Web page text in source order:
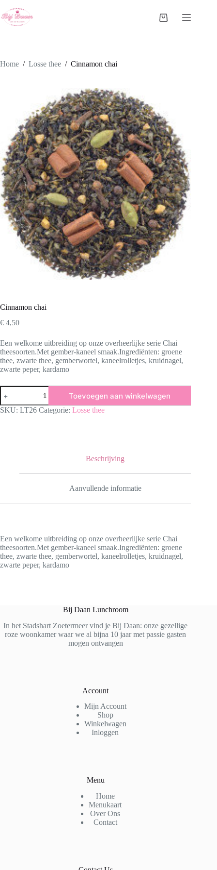
naar
de
Winkelwagen
Home / Losse thee / Cinnamon chai
Cinnamon chai
€ 4,50
Een welkome uitbreiding op onze overheerlijke serie Chai
theesoorten.Met gember-kaneel smaak.Ingrediënten: groene
thee, zwarte thee, gemberwortel, kaneelrolletjes, kruidnagel,
zwarte peper, kardamo
Cinnamon
chai
aantal
Toevoegen aan winkelwagen
SKU: LT26 Categorie: Losse thee
Beschrijving
Aanvullende informatie
Een welkome uitbreiding op onze overheerlijke serie Chai
theesoorten.Met gember-kaneel smaak.Ingrediënten: groene
thee, zwarte thee, gemberwortel, kaneelrolletjes, kruidnagel,
zwarte peper, kardamo
Bij Daan Lunchroom
In het Stadshart Zoetermeer vind je Bij Daan: onze gezellige
roze woonkamer waar we al bijna 10 jaar met passie gasten
mogen ontvangen
Account
Mijn Account
Shop
Winkelwagen
Inloggen
Menu
Home
Menukaart
Over Ons
Contact